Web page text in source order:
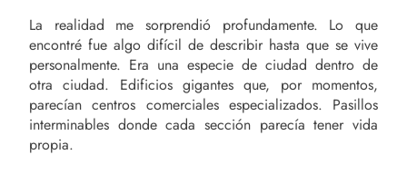
La realidad me sorprendió profundamente. Lo que
encontré fue algo difícil de describir hasta que se vive
personalmente. Era una especie de ciudad dentro de
otra ciudad. Edificios gigantes que, por momentos,
parecían centros comerciales especializados. Pasillos
interminables donde cada sección parecía tener vida
propia.